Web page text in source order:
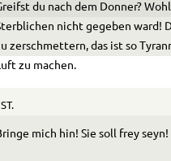
du nach dem Donner?
nicht gegeben ward!
zerschmettern, das ist so
zu machen.
mich hin! Sie soll frey seyn!